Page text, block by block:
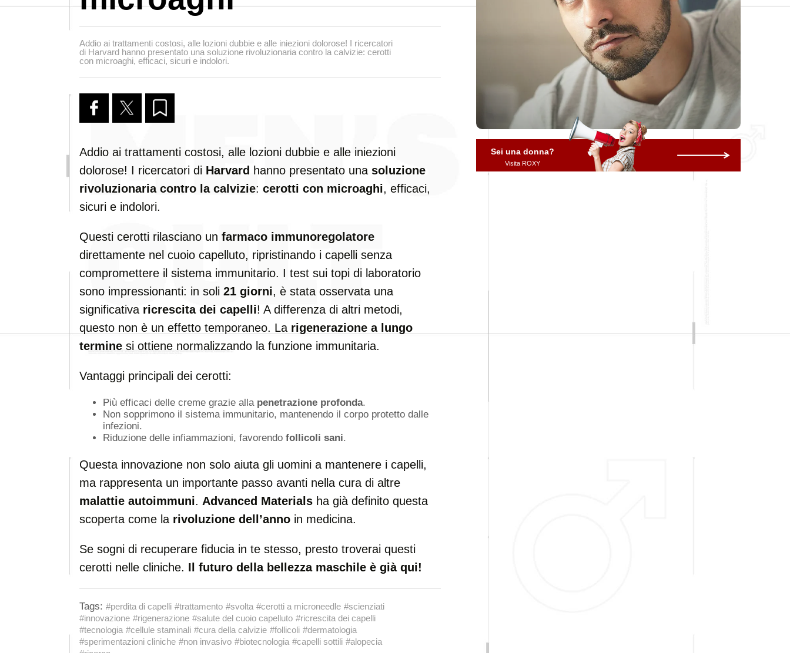
Addio ai trattamenti costosi, alle lozioni dubbie e alle iniezioni dolorose! I ricercatori
di Harvard hanno presentato una soluzione rivoluzionaria contro la calvizie: cerotti
con microaghi, efficaci, sicuri e indolori.
Addio ai trattamenti costosi, alle lozioni dubbie e alle iniezioni
dolorose! I ricercatori di Harvard hanno presentato una soluzione
rivoluzionaria contro la calvizie: cerotti con microaghi, efficaci,
sicuri e indolori.
Questi cerotti rilasciano un farmaco immunoregolatore
direttamente nel cuoio capelluto, ripristinando i capelli senza
compromettere il sistema immunitario. I test sui topi di laboratorio
sono impressionanti: in soli 21 giorni, è stata osservata una
significativa ricrescita dei capelli! A differenza di altri metodi,
questo non è un effetto temporaneo. La rigenerazione a lungo
termine si ottiene normalizzando la funzione immunitaria.
Vantaggi principali dei cerotti:
Più efficaci delle creme grazie alla penetrazione profonda.
Non sopprimono il sistema immunitario, mantenendo il corpo protetto dalle
infezioni.
Riduzione delle infiammazioni, favorendo follicoli sani.
Questa innovazione non solo aiuta gli uomini a mantenere i capelli,
ma rappresenta un importante passo avanti nella cura di altre
malattie autoimmuni. Advanced Materials ha già definito questa
scoperta come la rivoluzione dell’anno in medicina.
Se sogni di recuperare fiducia in te stesso, presto troverai questi
cerotti nelle cliniche. Il futuro della bellezza maschile è già qui!
Tags: #perdita di capelli #trattamento #svolta #cerotti a microneedle #scienziati
#innovazione #rigenerazione #salute del cuoio capelluto #ricrescita dei capelli
#tecnologia #cellule staminali #cura della calvizie #follicoli #dermatologia
#sperimentazioni cliniche #non invasivo #biotecnologia #capelli sottili #alopecia
Sei una donna?
Visita ROXY